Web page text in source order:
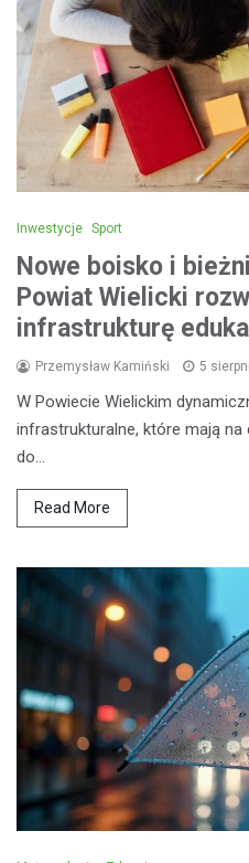
Inwestycje Sport
Nowe boisko i
Powiat Wielicki
infrastrukturę
Przemysław Kamiński 5
W Powiecie Wielickim
infrastrukturalne, które mają
do…
Read More